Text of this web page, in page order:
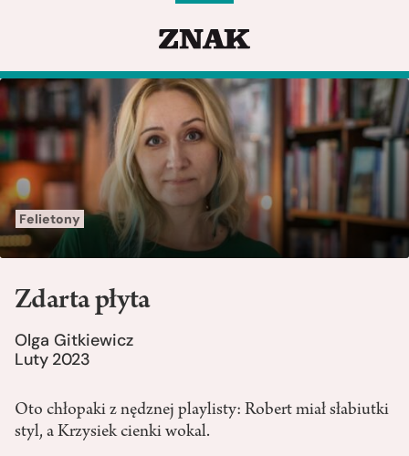
Felietony
Zdarta płyta
Olga Gitkiewicz
Luty 2023
Oto chłopaki z nędznej playlisty: Robert miał słabiutki
styl, a Krzysiek cienki wokal.